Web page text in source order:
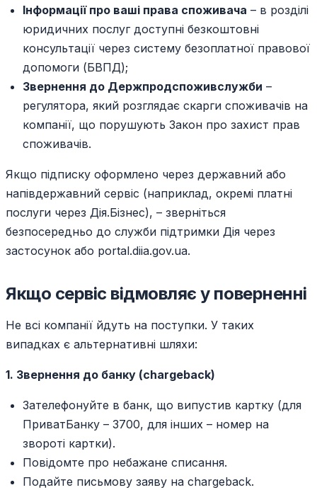
Інформації про ваші права споживача – в розділі
юридичних послуг доступні безкоштовні
консультації через систему безоплатної правової
допомоги (БВПД);
Звернення до Держпродспоживслужби –
регулятора, який розглядає скарги споживачів на
компанії, що порушують Закон про захист прав
споживачів.
Якщо підписку оформлено через державний або
напівдержавний сервіс (наприклад, окремі платні
послуги через Дія.Бізнес), – зверніться
безпосередньо до служби підтримки Дія через
застосунок або portal.diia.gov.ua.
Якщо сервіс відмовляє у поверненні
Не всі компанії йдуть на поступки. У таких
випадках є альтернативні шляхи:
1. Звернення до банку (chargeback)
Зателефонуйте в банк, що випустив картку (для
ПриватБанку – 3700, для інших – номер на
звороті картки).
Повідомте про небажане списання.
Подайте письмову заяву на chargeback.